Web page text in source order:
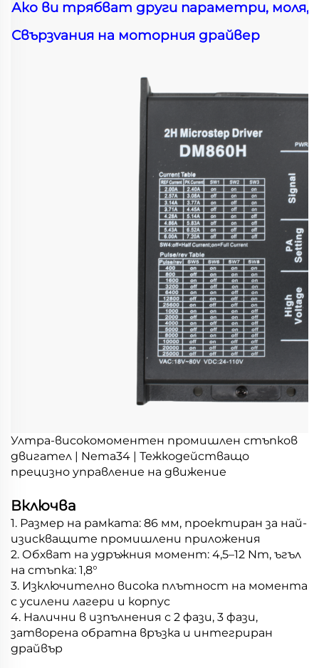
Ако ви трябват други параметри, моля,
Свързvания на моторния драйвер
Ултра-високомоментен промишлен стъпков
двигател | Nema34 | Тежкодействащо
прецизно управление на движение
Включва
1. Размер на рамката: 86 мм, проектиран за най-
изискващите промишлени приложения
2. Обхват на удръжния момент: 4,5–12 Nm, ъгъл
на стъпка: 1,8°
3. Изключително висока плътност на момента
с усилени лагери и корпус
4. Налични в изпълнения с 2 фази, 3 фази,
затворена обратна връзка и интегриран
драйвър